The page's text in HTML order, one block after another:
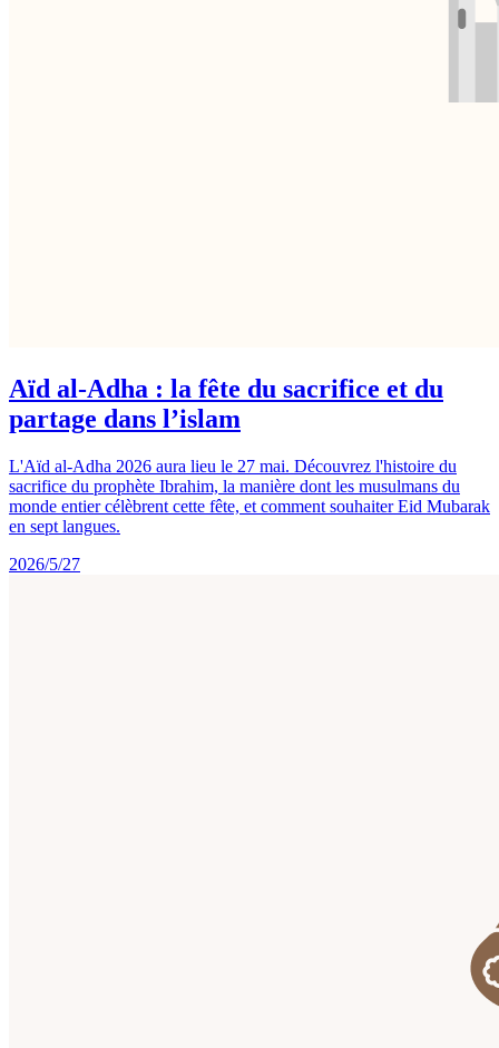
Aïd al-Adha : la fête du sacrifice et du
partage dans l’islam
L'Aïd al-Adha 2026 aura lieu le 27 mai. Découvrez l'histoire du
sacrifice du prophète Ibrahim, la manière dont les musulmans du
monde entier célèbrent cette fête, et comment souhaiter Eid Mubarak
en sept langues.
2026/5/27